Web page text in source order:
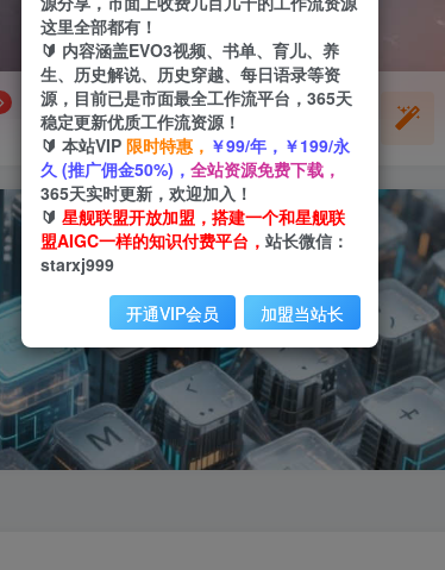
每周免费工作流 体验
不定期更新
这里全部都有！
🔰 内容涵盖EVO3视频、书单、育儿、养
生、历史解说、历史穿越、每日语录等资
源，目前已是市面最全工作流平台，365天
稳定更新优质工作流资源！
🔰 本站VIP 限时特惠， ￥99/年，￥199/永
久 (推广佣金50%)， 全站资源免费下载，
365天实时更新，欢迎加入！
🔰 星舰联盟开放加盟，搭建一个和星舰联
盟AIGC一样的知识付费平台， 站长微信：
starxj999
开通VIP会员 加盟当站长